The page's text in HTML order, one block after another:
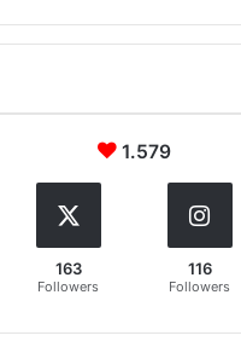
1.579
163
Followers
116
Followers